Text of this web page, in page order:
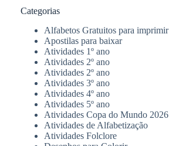
Categorias
Alfabetos Gratuitos para imprimir
Apostilas para baixar
Atividades 1º ano
Atividades 2º ano
Atividades 2º ano
Atividades 3º ano
Atividades 4º ano
Atividades 5º ano
Atividades Copa do Mundo 2026
Atividades de Alfabetização
Atividades Folclore